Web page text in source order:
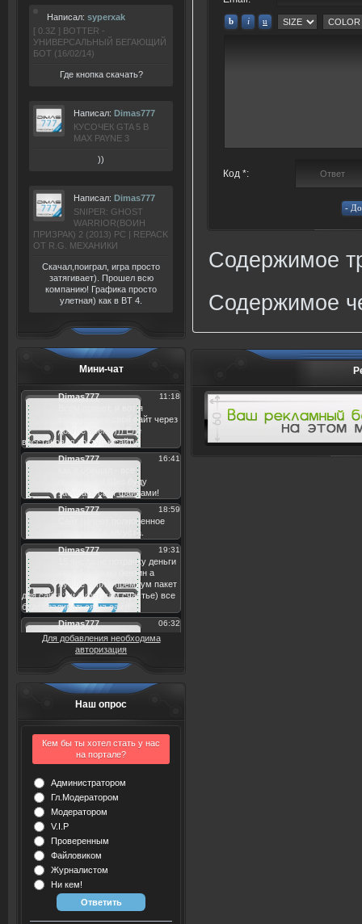
Написал: syperxak
[ 0.3Z ] BOTTER -
УНИВЕРСАЛЬНЫЙ БЕГАЮЩИЙ
БОТ (16/02/14)
Где кнопка скачать?
Написал: Dimas777
КУСОЧЕК GTA 5 В
MAX PAYNE 3
))
Написал: Dimas777
SNIPER: GHOST
WARRIOR(ВОИН
ПРИЗРАК) 2 (2013) РС | REPACK
ОТ R.G. МЕХАНИКИ
Скачал,поиграл, игра просто
затягивает). Прошел всю
компанию! Графика просто
улетная) как в BT 4.
Мини-чат
Для добавления необходима
авторизация
Наш опрос
Кем бы ты хотел стать у нас
на портале?
Администратором
Гл.Модератором
Модератором
V.I.P
Проверенным
Файловиком
Журналистом
Ни кем!
Код *:
Содержимое
Содержимое